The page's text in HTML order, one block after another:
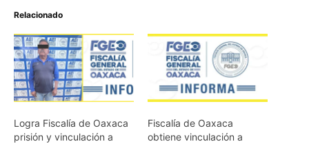
Relacionado
Logra Fiscalía de Oaxaca
prisión y vinculación a
Fiscalía de Oaxaca
obtiene vinculación a